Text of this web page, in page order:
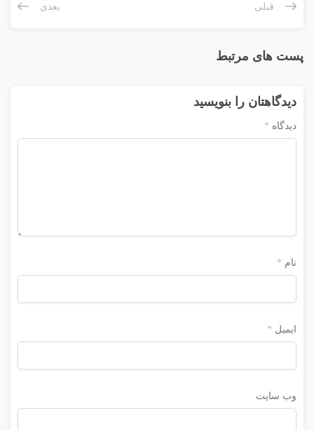
قبلی بعدی
پست های مرتبط
دیدگاهتان را بنویسید
دیدگاه *
نام *
ایمیل *
وب‌ سایت